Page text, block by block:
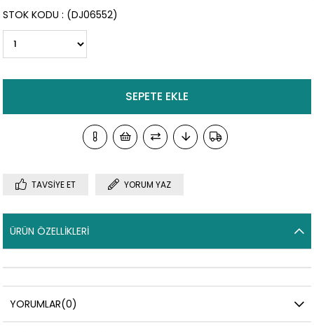
(DJ06552)
STOK KODU
TAVSIYE ET YORUM YAZ
ÜRÜN ÖZELLIKLERI
YORUMLAR(0)